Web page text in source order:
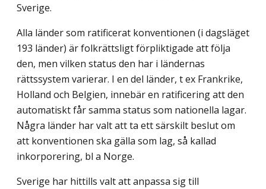
Sverige.
Alla länder som ratificerat konventionen (i dagsläget
193 länder) är folkrättsligt förpliktigade att följa
den, men vilken status den har i ländernas
rättssystem varierar. I en del länder, t ex Frankrike,
Holland och Belgien, innebär en ratificering att den
automatiskt får samma status som nationella lagar.
Några länder har valt att ta ett särskilt beslut om
att konventionen ska gälla som lag, så kallad
inkorporering, bl a Norge.
Sverige har hittills valt att anpassa sig till